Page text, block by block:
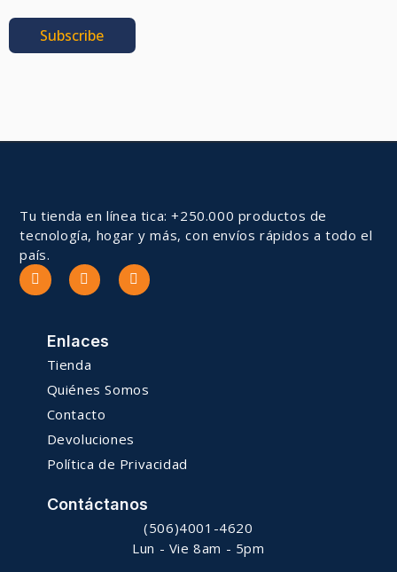
Subscribe
Tu tienda en línea tica: +250.000 productos de
tecnología, hogar y más, con envíos rápidos a todo el
país.
Enlaces
Tienda
Quiénes Somos
Contacto
Devoluciones
Política de Privacidad
Contáctanos
(506)4001-4620
Lun - Vie 8am - 5pm